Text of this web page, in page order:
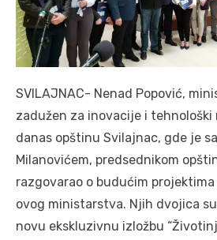
SVILAJNAC- Nenad Popović,
zadužen za inovacije i
danas opštinu Svilajnac, gde je
Milanovićem, predsednikom
razgovarao o budućim
ovog ministarstva. Njih dvojica
novu ekskluzivnu izložbu